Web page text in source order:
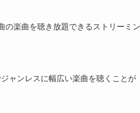
の楽曲を聴き放題できるストリーミン
ャンレスに幅広い楽曲を聴くことが